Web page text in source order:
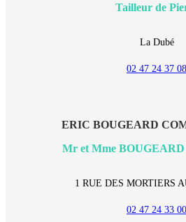
Tailleur de
La Dubé
02 47 24 37 08
ERIC BOUGEARD
Mr et Mme
1 RUE DES MORTIERS
02 47 24 33 00